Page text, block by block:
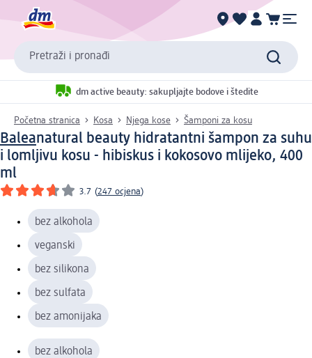
Pretraži i pronađi
dm active beauty: sakupljajte bodove i štedite
Početna stranica Kosa Njega kose Šamponi za kosu
Baleanatural beauty hidratantni šampon za suhu
i lomljivu kosu - hibiskus i kokosovo mlijeko, 400
ml
3.7 (247 ocjena)
bez alkohola
veganski
bez silikona
bez sulfata
bez amonijaka
bez alkohola